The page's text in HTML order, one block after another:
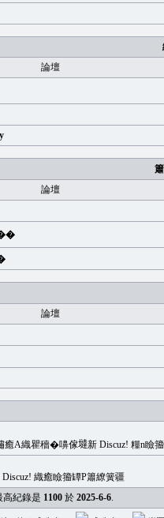
論壇
論壇
��
論壇
癒A織瞿穡�嚊傢𡐿新 Discuz! 糧n
織癒瞼籀罈P簫繚簧疆
高紀錄是 1100 於 2025-6-6.